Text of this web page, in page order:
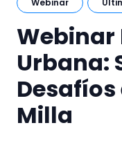
Webinar
Webinar
Urbana:
Milla